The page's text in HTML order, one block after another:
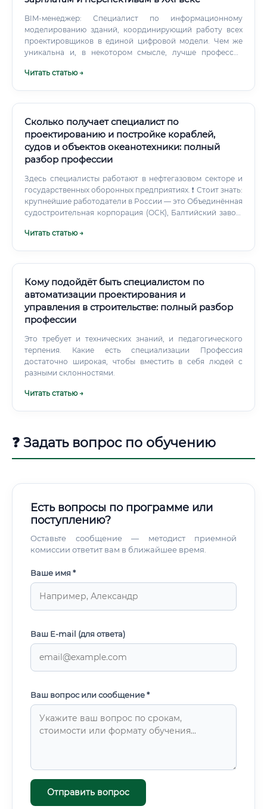
BIM-менеджер: Специалист по информационному
моделированию зданий, координирующий работу всех
проектировщиков в единой цифровой модели. Чем же
уникальна и, в некотором смысле, лучше профессия
Читать статью →
Сколько получает специалист по
проектированию и постройке кораблей,
судов и объектов океанотехники: полный
разбор профессии
Здесь специалисты работают в нефтегазовом секторе и
государственных оборонных предприятиях. ❗ Стоит знать:
крупнейшие работодатели в России — это Объединённая
судостроительная корпорация (ОСК), Балтийский завод,
ЦНИИ им. За рубежом работают в Южной Корее, Китае,
Читать статью →
Кому подойдёт быть специалистом по
автоматизации проектирования и
управления в строительстве: полный разбор
профессии
Это требует и технических знаний, и педагогического
терпения. Какие есть специализации Профессия
достаточно широкая, чтобы вместить в себя людей с
разными склонностями.
Читать статью →
❓ Задать вопрос по обучению
Есть вопросы по программе или
поступлению?
Оставьте сообщение — методист приемной
комиссии ответит вам в ближайшее время.
Ваше имя *
Ваш E-mail (для ответа)
Ваш вопрос или сообщение *
Отправить вопрос